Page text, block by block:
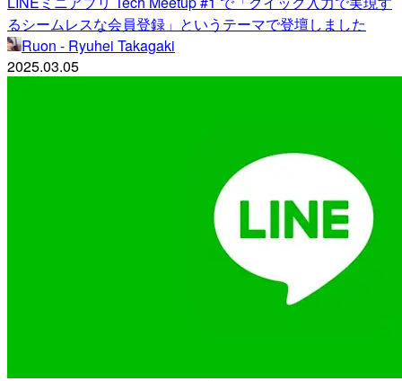
るシームレスな会員登録」というテーマで登壇しました
Ruon - Ryuhei Takagaki
2025.03.05